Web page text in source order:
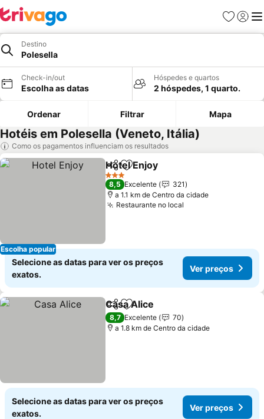
Favoritos
Iniciar
Destino
Polesella
Check-in/out
Escolha as datas
Hóspedes e quartos
2 hóspedes, 1 quarto.
Ordenar Filtrar Mapa
Hotéis em Polesella (Veneto, Itália)
Como os pagamentos influenciam os resultados
Escolha popular
PartilharAdicionar aos favoritos
Hotel Enjoy
3 Estrelas
8,5 Excelente
321
a 1.1 km de Centro da cidade
Restaurante no local
Selecione as datas para ver os preços
exatos.
Ver preços
PartilharAdicionar aos favoritos
Casa Alice
8,7 Excelente
70
a 1.8 km de Centro da cidade
Selecione as datas para ver os preços
exatos.
Ver preços